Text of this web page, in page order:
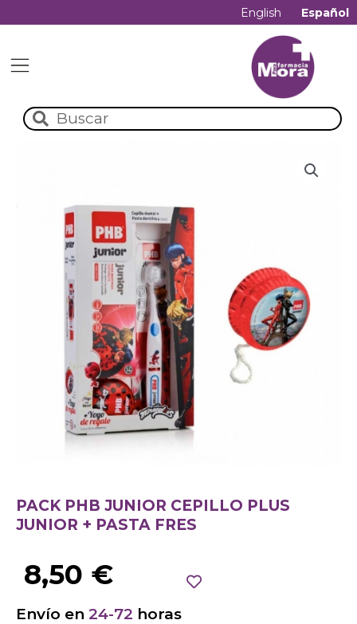
English Español
PACK PHB JUNIOR CEPILLO PLUS
JUNIOR + PASTA FRES
8,50 €
Envío en 24-72 horas